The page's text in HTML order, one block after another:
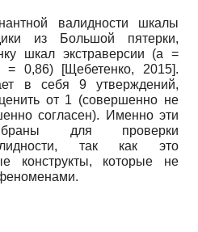
валидности шкалы
из Большой пятерки,
шкал экстраверсии (а =
= 0,86) [Щебетенко, 2015].
в себя 9 утверждений,
от 1 (совершенно не
согласен). Именно эти
для проверки
так как это
конструкты, которые не